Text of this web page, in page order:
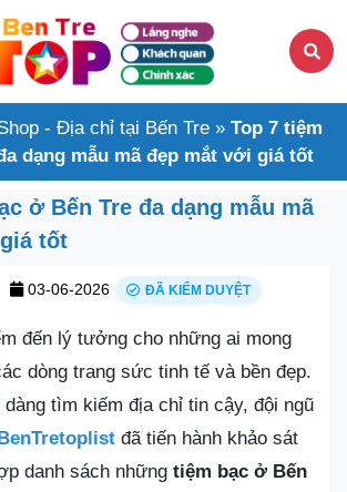
- Địa chỉ tại Bến Tre » Top 7 tiệm
dạng mẫu mã đẹp mắt với giá tốt
ở Bến Tre đa dạng mẫu mã
tốt
03-06-2026 ĐÃ KIỂM DUYỆT
đến lý tưởng cho những ai mong
dòng trang sức tinh tế và bền đẹp.
tìm kiếm địa chỉ tin cậy, đội ngũ
đã tiến hành khảo sát
danh sách những tiệm bạc ở Bến